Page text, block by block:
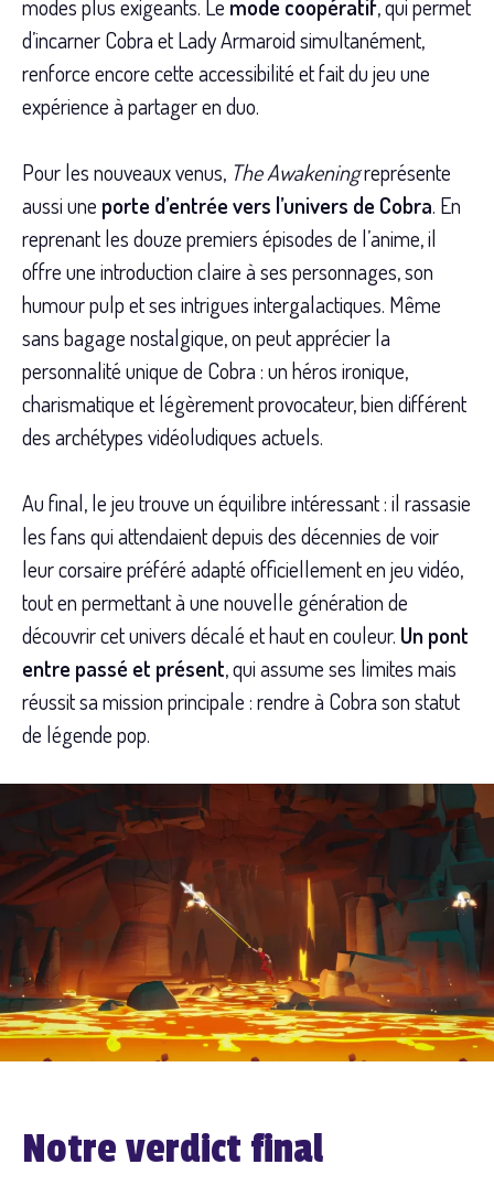
modes plus exigeants. Le mode coopératif, qui permet
d’incarner Cobra et Lady Armaroid simultanément,
renforce encore cette accessibilité et fait du jeu une
expérience à partager en duo.
Pour les nouveaux venus, The Awakeningreprésente
aussi une porte d’entrée vers l’univers de Cobra. En
reprenant les douze premiers épisodes de l’anime, il
offre une introduction claire à ses personnages, son
humour pulp et ses intrigues intergalactiques. Même
sans bagage nostalgique, on peut apprécier la
personnalité unique de Cobra : un héros ironique,
charismatique et légèrement provocateur, bien différent
des archétypes vidéoludiques actuels.
Au final, le jeu trouve un équilibre intéressant : il rassasie
les fans qui attendaient depuis des décennies de voir
leur corsaire préféré adapté officiellement en jeu vidéo,
tout en permettant à une nouvelle génération de
découvrir cet univers décalé et haut en couleur. Un pont
entre passé et présent, qui assume ses limites mais
réussit sa mission principale : rendre à Cobra son statut
de légende pop.
Notre verdict final